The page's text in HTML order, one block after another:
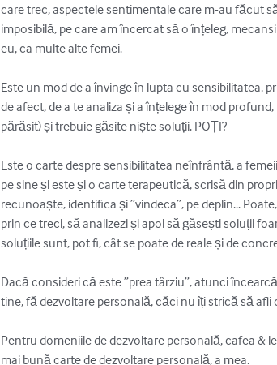
care trec, aspectele sentimentale care m-au făcut
imposibilă, pe care am încercat să o înțeleg,
eu, ca multe alte femei.
Este un mod de a învinge în lupta cu sensibilitatea,
de afect, de a te analiza și a înțelege în mod
părăsit) și trebuie găsite niște soluții. POȚI?
Este o carte despre sensibilitatea neînfrântă, a
pe sine și este și o carte terapeutică, scrisă din
recunoaște, identifica și ”vindeca”, pe deplin...
prin ce treci, să analizezi și apoi să găsești soluții
soluțiile sunt, pot fi, cât se poate de reale și de
Dacă consideri că este ”prea târziu”, atunci
tine, fă dezvoltare personală, căci nu îți strică să
Pentru domeniile de dezvoltare personală, cafea &
mai bună carte de dezvoltare personală, a mea.